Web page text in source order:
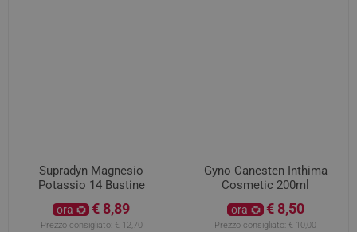
Supradyn Magnesio
Potassio 14 Bustine
ora € 8,89
Prezzo consigliato: € 12,70
Gyno Canesten Inthima
Cosmetic 200ml
ora € 8,50
Prezzo consigliato: € 10,00